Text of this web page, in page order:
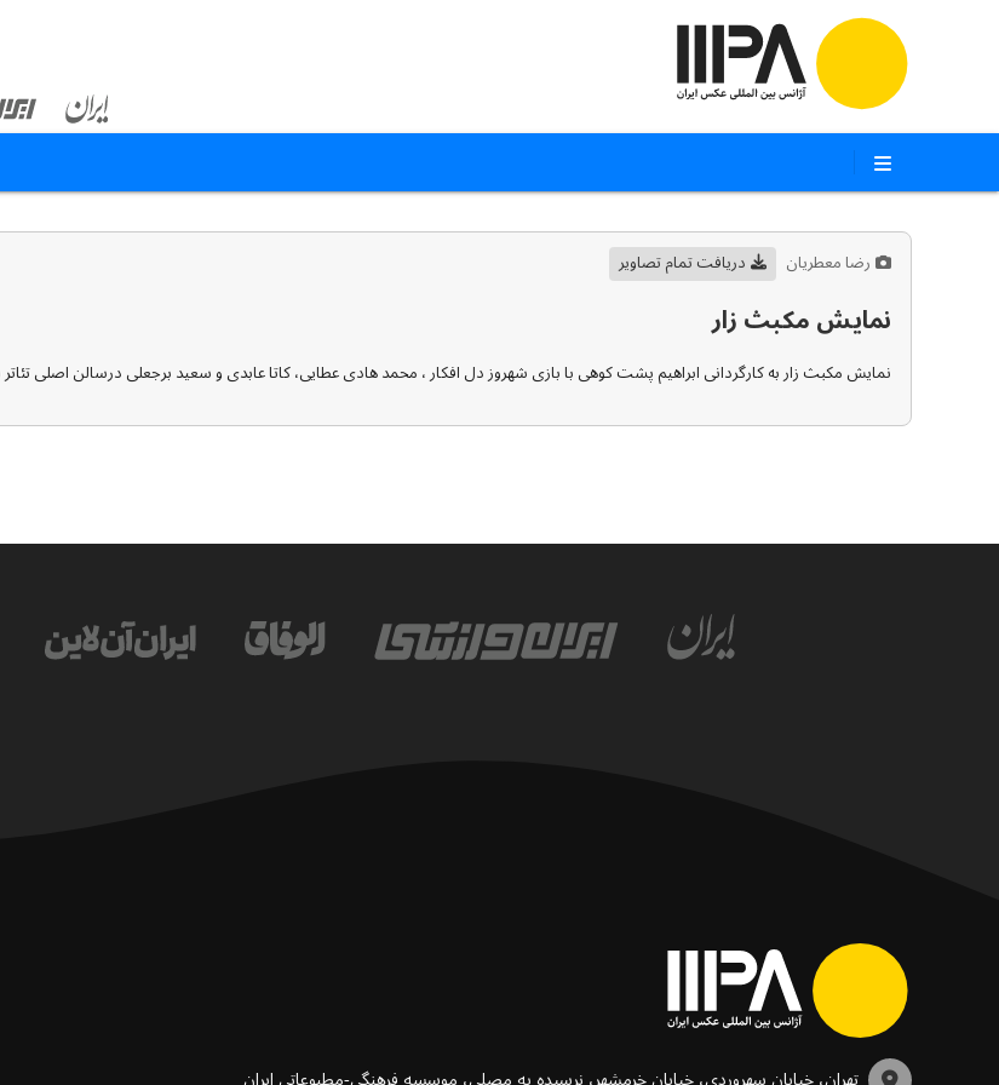
رضا معطریان دریافت تمام تصاویر
نمایش مکبث زار
نمایش مکبث زار به کارگردانی ابراهیم پشت کوهی با بازی شهروز دل افکار ، محمد هادی عطایی، کاتا عابدی و سعید برجعلی درسالن اصلی